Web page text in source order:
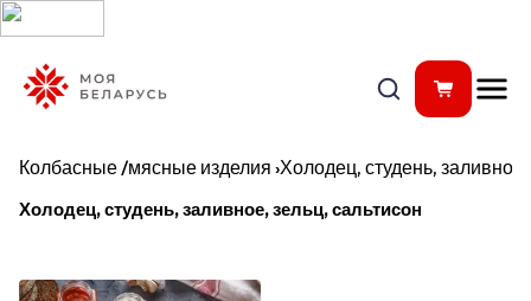
Колбасные /мясные изделия ›Холодец, студень,
Холодец, студень, заливное, зельц, сальтисон